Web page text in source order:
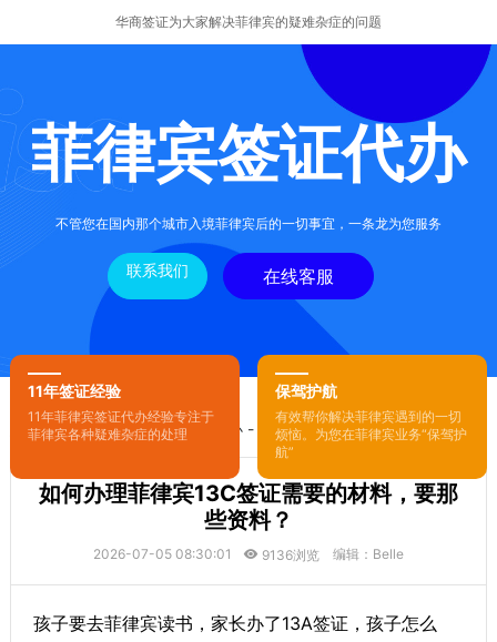
华商签证为大家解决菲律宾的疑难杂症的问题
菲律宾签证代办
不管您在国内那个城市入境菲律宾后的一切事宜，一条龙为您服务
联系我们 在线客服
11年签证经验
11年菲律宾签证代办经验专注于
菲律宾各种疑难杂症的处理
保驾护航
有效帮你解决菲律宾遇到的一切
烦恼。为您在菲律宾业务“保驾护
航”
您的位置：首页-菲律宾签证代办- 正文
如何办理菲律宾13C签证需要的材料，要那
些资料？
2026-07-05 08:30:01 9136浏览 编辑：Belle
孩子要去菲律宾读书，家长办了13A签证，孩子怎么